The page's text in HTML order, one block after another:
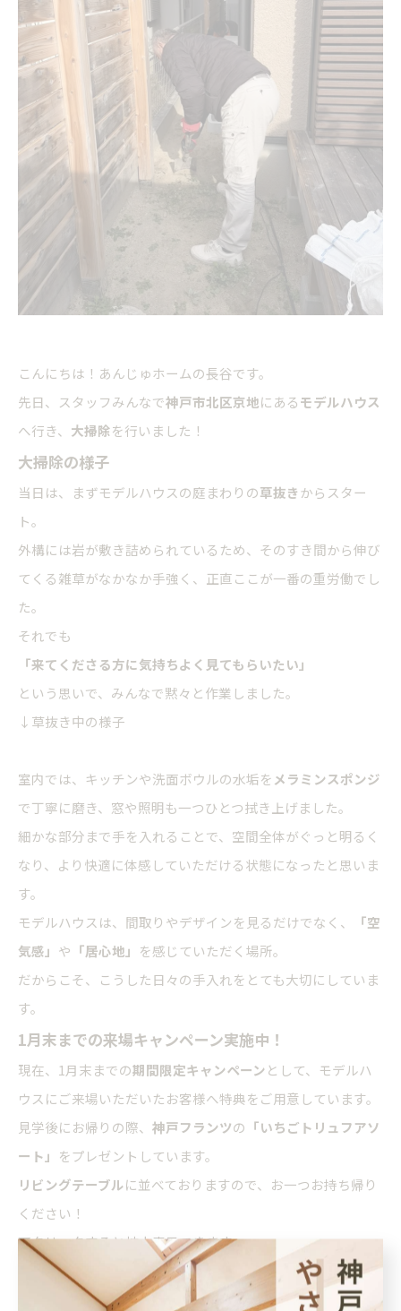
こんにちは！あんじゅホームの長谷です。
先日、スタッフみんなで神戸市北区京地にあるモデルハウス
へ行き、 大掃除を行いました！
大掃除の様子
当日は、まずモデルハウスの庭まわりの草抜きからスター
ト。
外構には岩が敷き詰められているため、そのすき間から伸び
てくる雑草がなかなか手強く、正直ここが一番の重労働でし
た。
それでも
「来てくださる方に気持ちよく見てもらいたい」
という思いで、みんなで黙々と作業しました。
↓草抜き中の様子
室内では、キッチンや洗面ボウルの水垢を メラミンスポンジ
で丁寧に磨き、窓や照明も一つひとつ拭き上げました。
細かな部分まで手を入れることで、空間全体がぐっと明るく
なり、より快適に体感していただける状態になったと思いま
す。
モデルハウスは、間取りやデザインを見るだけでなく、
「空
気感」 や 「居心地」 を感じていただく場所。
だからこそ、こうした日々の手入れをとても大切にしていま
す。
1月末までの来場キャンペーン実施中！
現在、1月末までの期間限定キャンペーンとして、モデルハ
ウスにご来場いただいたお客様へ特典をご用意しています。
見学後にお帰りの際、 神戸フランツの 「いちごトリュフアソ
ート」 をプレゼントしています。
リビングテーブルに並べておりますので、お一つお持ち帰り
ください！
▼クリックすると拡大表示できます
モデルハウスのご予約はこちらから！